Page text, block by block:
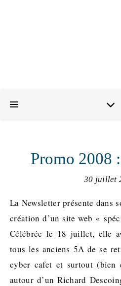
Promo 2008
30 juillet
La Newsletter présente dans son édition de ce matin la
création d’un site web «
Célébrée le 18 juillet, elle
tous les anciens 5A de se
cyber cafet et surtout (bien
autour d’un Richard